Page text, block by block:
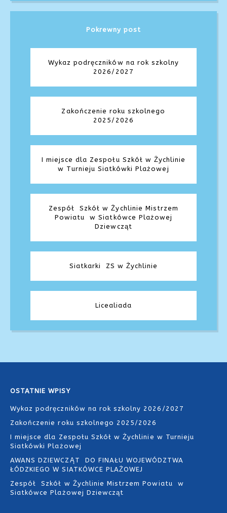
Pokrewny post
Wykaz podręczników na rok szkolny
2026/2027
Zakończenie roku szkolnego
2025/2026
I miejsce dla Zespołu Szkół w Żychlinie
w Turnieju Siatkówki Plażowej
Zespół Szkół w Żychlinie Mistrzem
Powiatu w Siatkówce Plażowej
Dziewcząt
Siatkarki ZS w Żychlinie
Licealiada
OSTATNIE WPISY
Wykaz podręczników na rok szkolny 2026/2027
Zakończenie roku szkolnego 2025/2026
I miejsce dla Zespołu Szkół w Żychlinie w Turnieju
Siatkówki Plażowej
AWANS DZIEWCZĄT DO FINAŁU WOJEWÓDZTWA
ŁÓDZKIEGO W SIATKÓWCE PLAŻOWEJ
Zespół Szkół w Żychlinie Mistrzem Powiatu w
Siatkówce Plażowej Dziewcząt